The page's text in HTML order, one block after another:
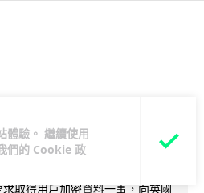
體驗。 繼續使用
們的 Cookie 政
」 Apple 再控告英國
延燒逾 1 年
取得用戶加密資料一事，向英國